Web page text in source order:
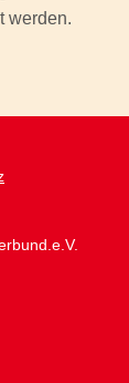
werden.